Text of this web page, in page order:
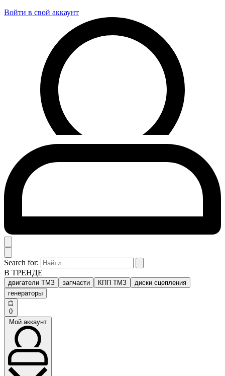
Войти в свой аккаунт
Search for:
В ТРЕНДЕ
двигатели ТМЗ запчасти КПП ТМЗ
диски сцепления
генераторы
0
Мой аккаунт